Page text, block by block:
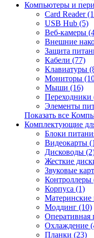
Компьютеры и
Card Reader
USB Hub (5)
Веб-камеры
Внешние
Защита
Кабели (77)
Клавиатуры
Мониторы
Мыши (16)
Переходники
Элементы
Показать все
Комплектующие
Блоки
Видеокарты
Дисководы
Жесткие
Звуковые
Контроллеры
Корпуса (1)
Материнские
Моддинг (10)
Оперативная
Охлаждение
Планки (23)